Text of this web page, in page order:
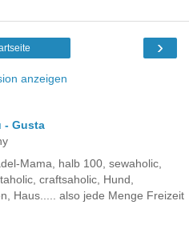
›
anzeigen
- Gusta
Mama, halb 100, sewaholic,
craftsaholic, Hund,
Haus..... also jede Menge Freizeit